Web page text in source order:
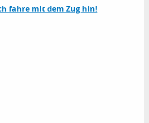
fahre mit dem Zug hin!